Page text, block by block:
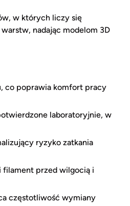
w których liczy się
nadając modelom 3D
co poprawia komfort pracy
laboratoryjnie, w
ryzyko zatkania
przed wilgocią i
częstotliwość wymiany